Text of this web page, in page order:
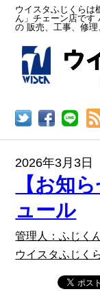
ウイスタふじくらは
ん」チェーン店です
の 販売、工事、修
2026年3月3日
【お知
ュール
管理人：ふじく
ウイスタふじく